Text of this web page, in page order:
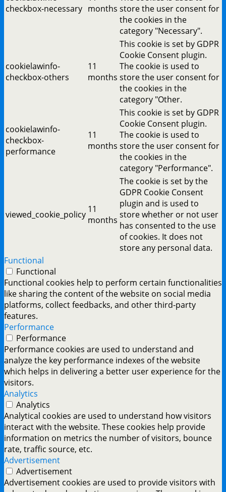
checkbox-necessary months store the user consent for
the cookies in the
category "Necessary".
cookielawinfo-
checkbox-others
11
months
This cookie is set by GDPR
Cookie Consent plugin.
The cookie is used to
store the user consent for
the cookies in the
category "Other.
cookielawinfo-
checkbox-
performance
11
months
This cookie is set by GDPR
Cookie Consent plugin.
The cookie is used to
store the user consent for
the cookies in the
category "Performance".
viewed_cookie_policy 11
months
The cookie is set by the
GDPR Cookie Consent
plugin and is used to
store whether or not user
has consented to the use
of cookies. It does not
store any personal data.
Functional
Functional
Functional cookies help to perform certain functionalities
like sharing the content of the website on social media
platforms, collect feedbacks, and other third-party
features.
Performance
Performance
Performance cookies are used to understand and
analyze the key performance indexes of the website
which helps in delivering a better user experience for the
visitors.
Analytics
Analytics
Analytical cookies are used to understand how visitors
interact with the website. These cookies help provide
information on metrics the number of visitors, bounce
rate, traffic source, etc.
Advertisement
Advertisement
Advertisement cookies are used to provide visitors with